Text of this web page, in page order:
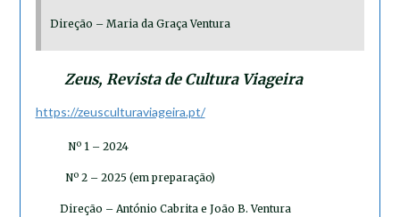
Direção – Maria da Graça Ventura
Zeus, Revista de Cultura Viageira
https://zeusculturaviageira.pt/
Nº 1 – 2024
Nº 2 – 2025 (em preparação)
Direção – António Cabrita e João B. Ventura